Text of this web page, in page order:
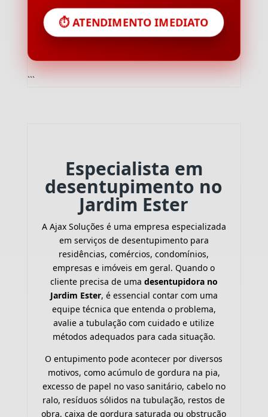
⏱️ ATENDIMENTO IMEDIATO
```
Especialista em
desentupimento no
Jardim Ester
A Ajax Soluções é uma empresa especializada
em serviços de desentupimento para
residências, comércios, condomínios,
empresas e imóveis em geral. Quando o
cliente precisa de uma desentupidora no
Jardim Ester, é essencial contar com uma
equipe técnica que entenda o problema,
avalie a tubulação com cuidado e utilize
métodos adequados para cada situação.
O entupimento pode acontecer por diversos
motivos, como acúmulo de gordura na pia,
excesso de papel no vaso sanitário, cabelo no
ralo, resíduos sólidos na tubulação, restos de
obra, caixa de gordura saturada ou obstrução